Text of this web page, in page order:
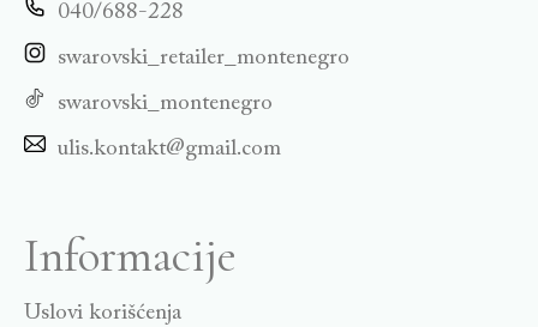
040/688-228
swarovski_retailer_montenegro
swarovski_montenegro
ulis.kontakt@gmail.com
Informacije
Uslovi korišćenja